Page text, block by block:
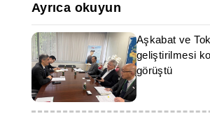
Ayrıca okuyun
Aşkabat ve
geliştirilmesi
görüştü